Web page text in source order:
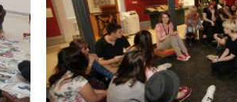
szaktanácsadó
az ELTE PPK-n
tantervvel!
határidő: 2025.